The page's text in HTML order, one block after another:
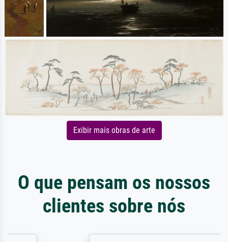
Exibir mais obras de arte
O que pensam os nossos
clientes sobre nós